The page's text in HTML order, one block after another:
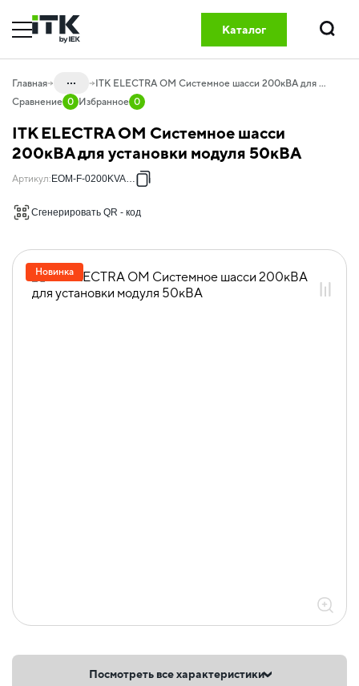
Каталог
Поиск
Главная ...
20.05 Электропитание и мониторинг
20.05.05 ИБП трехфазные
20.05.05.01 ИБП трехфазные
ITK ELECTRA OM Системное шасси 200кВА для установки модуля 50кВА
Сравнение 0 Избранное 0
ITK ELECTRA OM Системное шасси
200кВА для установки модуля 50кВА
Новинка
Артикул: EOM-F-0200KVA-50
Сгенерировать QR - код
Посмотреть все характеристики